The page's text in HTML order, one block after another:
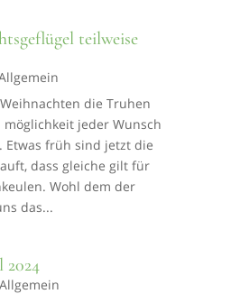
teilweise
die Truhen
jeder Wunsch
früh sind jetzt die
dass gleiche gilt für
Wohl dem der
das...
2024
Allgemein